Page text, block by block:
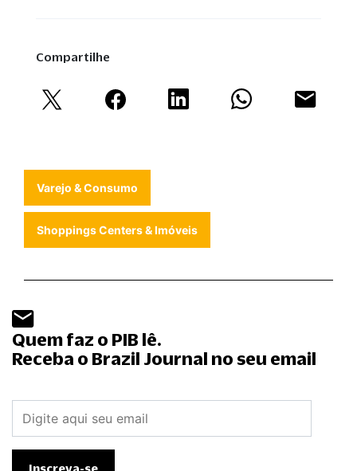
Compartilhe
Varejo & Consumo
Shoppings Centers & Imóveis
Quem faz o PIB lê.
Receba o Brazil Journal no seu email